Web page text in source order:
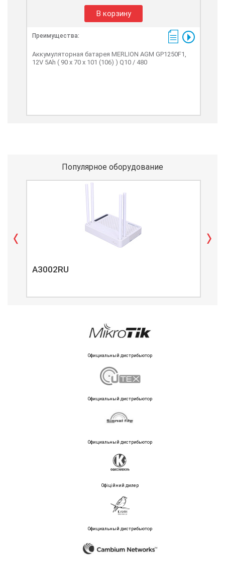
В корзину
Преимущества:
Аккумуляторная батарея MERLION AGM GP1250F1,
12V 5Ah ( 90 х 70 х 101 (106) ) Q10 / 480
Популярное оборудование
A3002RU
Официальный дистрибьютор
Официальный дистрибьютор
Официальный дистрибьютор
Офіційний дилер
Официальный дистрибьютор